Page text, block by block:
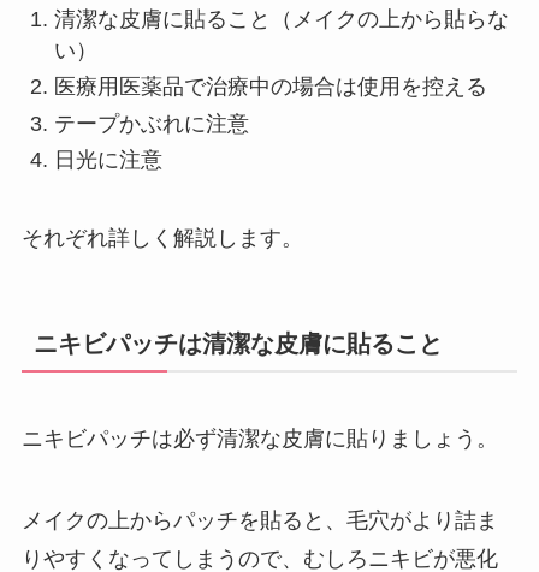
清潔な皮膚に貼ること（メイクの上から貼らな
い）
医療用医薬品で治療中の場合は使用を控える
テープかぶれに注意
日光に注意
それぞれ詳しく解説します。
ニキビパッチは清潔な皮膚に貼ること
ニキビパッチは必ず清潔な皮膚に貼りましょう。
メイクの上からパッチを貼ると、毛穴がより詰ま
りやすくなってしまうので、むしろニキビが悪化